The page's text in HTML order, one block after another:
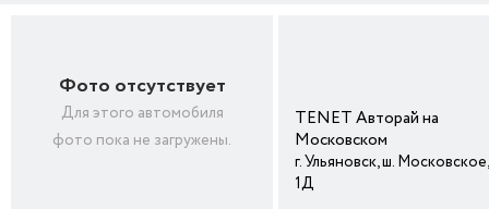
Фото отсутствует
Для этого автомобиля
фото пока не загружены.
TENET Авторай на
Московском
г. Ульяновск, ш.
1Д